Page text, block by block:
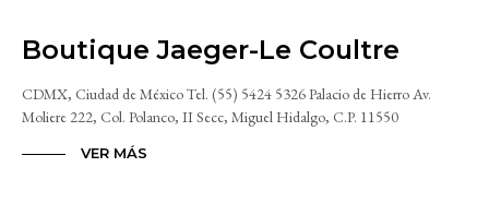
Boutique Jaeger-Le Coultre
CDMX, Ciudad de México Tel. (55) 5424 5326 Palacio de Hierro Av.
Moliere 222, Col. Polanco, II Secc, Miguel Hidalgo, C.P. 11550
VER MÁS